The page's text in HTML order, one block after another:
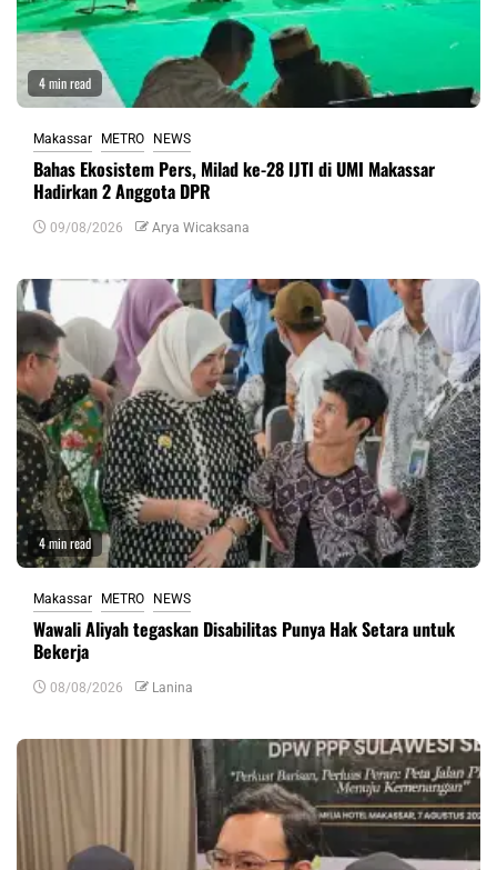
4 min read
Makassar METRO NEWS
Bahas Ekosistem Pers, Milad ke-28 IJTI di UMI Makassar
Hadirkan 2 Anggota DPR
09/08/2026 Arya Wicaksana
4 min read
Makassar METRO NEWS
Wawali Aliyah tegaskan Disabilitas Punya Hak Setara untuk
Bekerja
08/08/2026 Lanina